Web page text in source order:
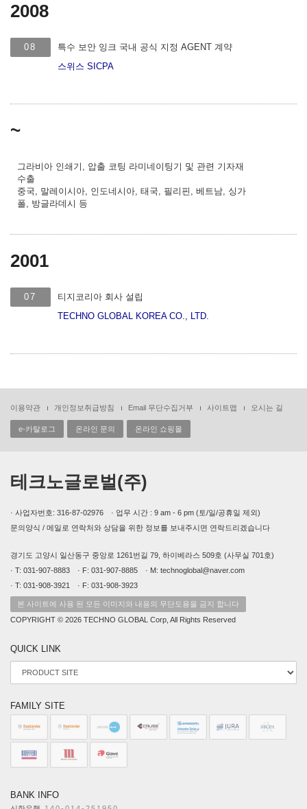
2008
08
특수 보안 잉크 국내 공식 지정 AGENT 계약
스위스 SICPA
~
그라비아 인쇄기, 압출 코팅 라미네이팅기 및 관련 기자재
수출
중국, 말레이시아, 인도네시아, 태국, 필리핀, 베트남, 싱가
폴, 방글라데시 등
2001
07
티지코리아 회사 설립
TECHNO GLOBAL KOREA CO., LTD.
이용약관 개인정보취급방침 Email 무단수집거부 사이트맵 오시는 길
e-카탈로그 온라인 문의 온라인 쇼핑몰
테크노글로벌(주)
· 사업자번호: 316-87-02976 · 업무 시간 : 9 am - 6 pm (토/일/공휴일 제외)
문의양식 / 메일로 연락처와 상담을 위한 정보를 보내주시면 연락드리겠습니다
경기도 고양시 일산동구 중앙로 1261번길 79, 하이베라스 509호 (사무실 701호)
· T: 031-907-8883 · F: 031-907-8885 · M: technoglobal@naver.com
· T: 031-908-3921 · F: 031-908-3923
본 사이트에 사용 된 모든 이미지와 내용의 무단도용을 금지 합니다
COPYRIGHT © 2026 TECHNO GLOBAL Corp, All Rights Reserved
QUICK LINK
FAMILY SITE
BANK INFO